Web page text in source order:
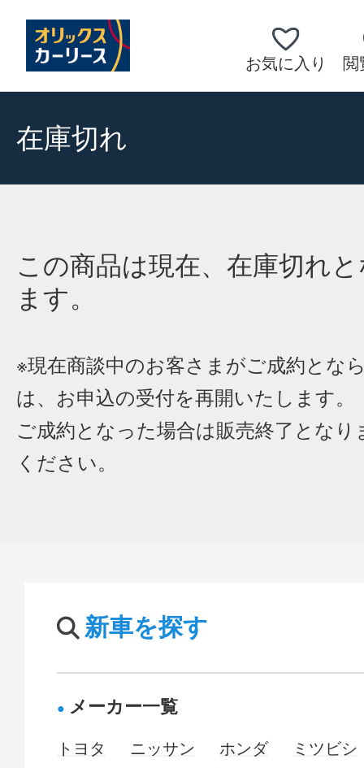
お気に入り 閲
在庫切れ
この商品は現在、在庫切れ
ます。
※現在商談中のお客さまがご成約とな
は、お申込の受付を再開いたします。
ご成約となった場合は販売終了となり
ください。
新車を探す
メーカー一覧
トヨタ ニッサン ホンダ
ミツビシ